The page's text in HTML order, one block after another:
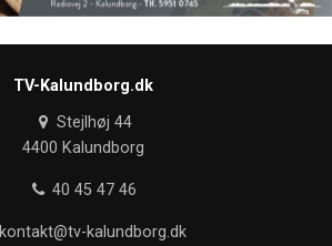
TV-Kalundborg.dk
Stejlhøj 44
4400 Kalundborg
40 45 47 46
kontakt@tv-kalundborg.dk